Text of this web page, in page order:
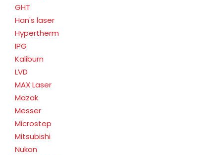
GHT
Han's laser
Hypertherm
IPG
Kaliburn
LVD
MAX Laser
Mazak
Messer
Microstep
Mitsubishi
Nukon